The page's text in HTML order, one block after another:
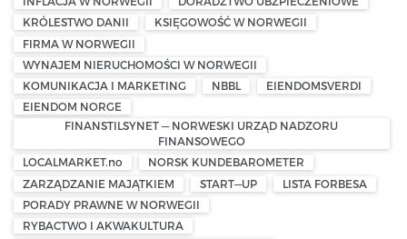
KRÓLESTWO DANII
KSIĘGOWOŚĆ W NORWEGII
FIRMA W NORWEGII
WYNAJEM NIERUCHOMOŚCI W NORWEGII
KOMUNIKACJA I MARKETING
NBBL
EIENDOMSVERDI
EIENDOM NORGE
FINANSTILSYNET — NORWESKI URZĄD NADZORU
FINANSOWEGO
LOCALMARKET.no
NORSK KUNDEBAROMETER
ZARZĄDZANIE MAJĄTKIEM
START—UP
LISTA FORBESA
PORADY PRAWNE W NORWEGII
RYBACTWO I AKWAKULTURA